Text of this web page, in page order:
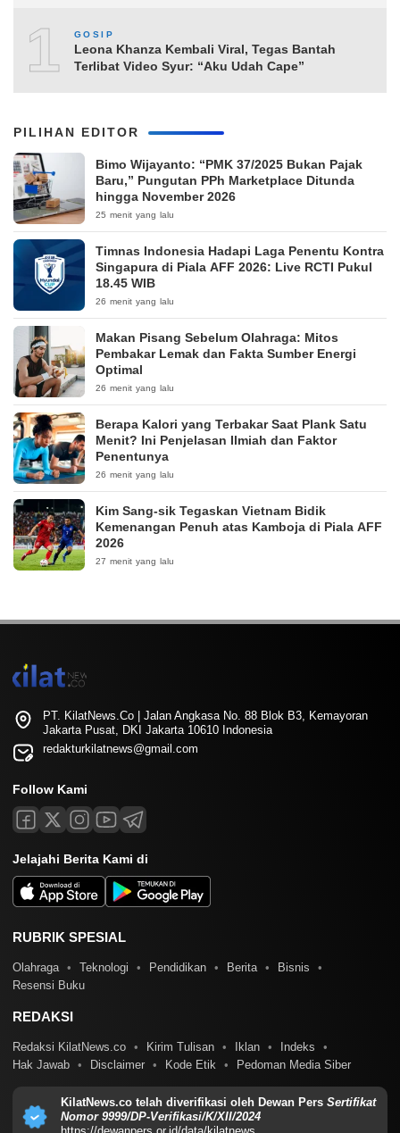
10
GOSIP
Leona Khanza Kembali Viral, Tegas Bantah
Terlibat Video Syur: “Aku Udah Cape”
PILIHAN EDITOR
Bimo Wijayanto: “PMK 37/2025 Bukan Pajak
Baru,” Pungutan PPh Marketplace Ditunda
hingga November 2026
25 menit yang lalu
Timnas Indonesia Hadapi Laga Penentu Kontra
Singapura di Piala AFF 2026: Live RCTI Pukul
18.45 WIB
26 menit yang lalu
Makan Pisang Sebelum Olahraga: Mitos
Pembakar Lemak dan Fakta Sumber Energi
Optimal
26 menit yang lalu
Berapa Kalori yang Terbakar Saat Plank Satu
Menit? Ini Penjelasan Ilmiah dan Faktor
Penentunya
26 menit yang lalu
Kim Sang-sik Tegaskan Vietnam Bidik
Kemenangan Penuh atas Kamboja di Piala AFF
2026
27 menit yang lalu
PT. KilatNews.Co | Jalan Angkasa No. 88 Blok B3, Kemayoran
Jakarta Pusat, DKI Jakarta 10610 Indonesia
redakturkilatnews@gmail.com
Follow Kami
Jelajahi Berita Kami di
RUBRIK SPESIAL
Olahraga Teknologi Pendidikan Berita
Bisnis
Resensi Buku
REDAKSI
Redaksi KilatNews.co Kirim Tulisan Iklan
Indeks
Hak Jawab
Disclaimer Kode Etik Pedoman Media Siber
KilatNews.co telah diverifikasi oleh Dewan Pers Sertifikat
Nomor 9999/DP-Verifikasi/K/XII/2024